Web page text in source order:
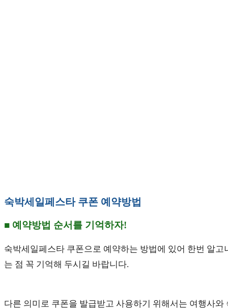
숙박세일페스타 쿠폰 예약방법
■ 예약방법 순서를 기억하자!
숙박세일페스타 쿠폰으로 예약하는 방법에 있어 한번 알
는 점 꼭 기억해 두시길 바랍니다.
다른 의미로 쿠폰을 발급받고 사용하기 위해서는 여행사